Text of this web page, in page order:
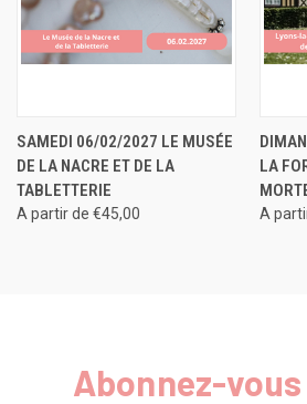
SAMEDI 06/02/2027 LE MUSÉE
DE LA NACRE ET DE LA
TABLETTERIE
A partir de €45,00
LA
A
Abonnez-